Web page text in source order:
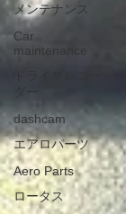
メンテナンス
Car
maintenance
ダー
dashcam
エアロパーツ
Aero Parts
ロータス
とつ丁寧に作業を進
に仕上がるのか、
ています😊 作業の
ログでもご紹介し
がとうございます
をはじめ、GRスー
メンテナンス・カス
スタムをご検討中の
い😊